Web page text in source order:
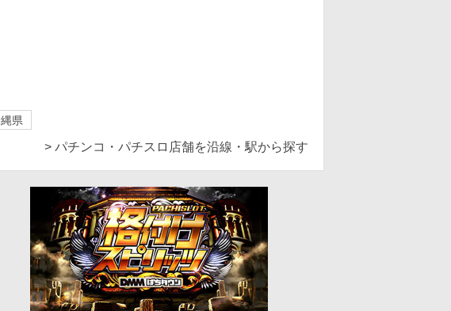
県
> パチンコ・パチスロ店舗を沿線・駅から探す